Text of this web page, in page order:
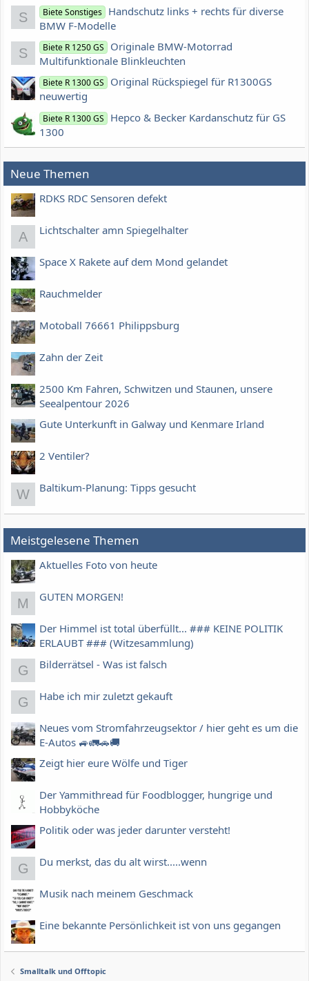
S Biete Sonstiges Handschutz links + rechts für diverse
BMW F-Modelle
S Biete R 1250 GS
Originale BMW-Motorrad
Multifunktionale Blinkleuchten
Biete R 1300 GS
Original Rückspiegel für R1300GS
neuwertig
Biete R 1300 GS
Hepco & Becker Kardanschutz für GS
1300
Neue Themen
RDKS RDC Sensoren defekt
A Lichtschalter amn Spiegelhalter
Space X Rakete auf dem Mond gelandet
Rauchmelder
Motoball 76661 Philippsburg
Zahn der Zeit
2500 Km Fahren, Schwitzen und Staunen, unsere
Seealpentour 2026
Gute Unterkunft in Galway und Kenmare Irland
2 Ventiler?
W Baltikum-Planung: Tipps gesucht
Meistgelesene Themen
Aktuelles Foto von heute
M GUTEN MORGEN!
Der Himmel ist total überfüllt... ### KEINE POLITIK
ERLAUBT ### (Witzesammlung)
G Bilderrätsel - Was ist falsch
G Habe ich mir zuletzt gekauft
Neues vom Stromfahrzeugsektor / hier geht es um die
E-Autos 🚙🚛🚗🚚
Zeigt hier eure Wölfe und Tiger
Der Yammithread für Foodblogger, hungrige und
Hobbyköche
Politik oder was jeder darunter versteht!
G Du merkst, das du alt wirst.....wenn
Musik nach meinem Geschmack
Eine bekannte Persönlichkeit ist von uns gegangen
Smalltalk und Offtopic